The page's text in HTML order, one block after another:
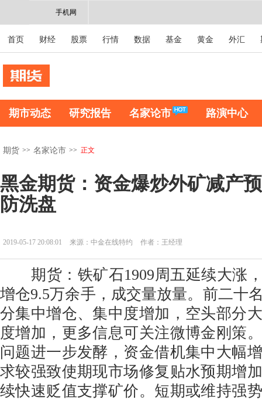
手机网
首页 财经 股票 行情 数据 基金 黄金 外汇
期市动态 研究报告 名家论市 路演中心
期货 >> 名家论市 >> 正文
黑金期货：资金爆炒外矿减产
防洗盘
2019-05-17 20:08:01 来源：中金在线特约 作者：王经理
期货：铁矿石1909周五延续大涨，
增仓9.5万余手，成交量放量。前二十
分集中增仓、集中度增加，空头部分
度增加，更多信息可关注微博金刚策
问题进一步发酵，资金借机集中大幅
求较强致使期现市场修复贴水预期增
续快速贬值支撑矿价。短期或维持强